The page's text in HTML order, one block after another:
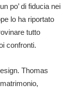
po’ di fiducia nei
lo ha riportato
tutto
confronti.
Thomas